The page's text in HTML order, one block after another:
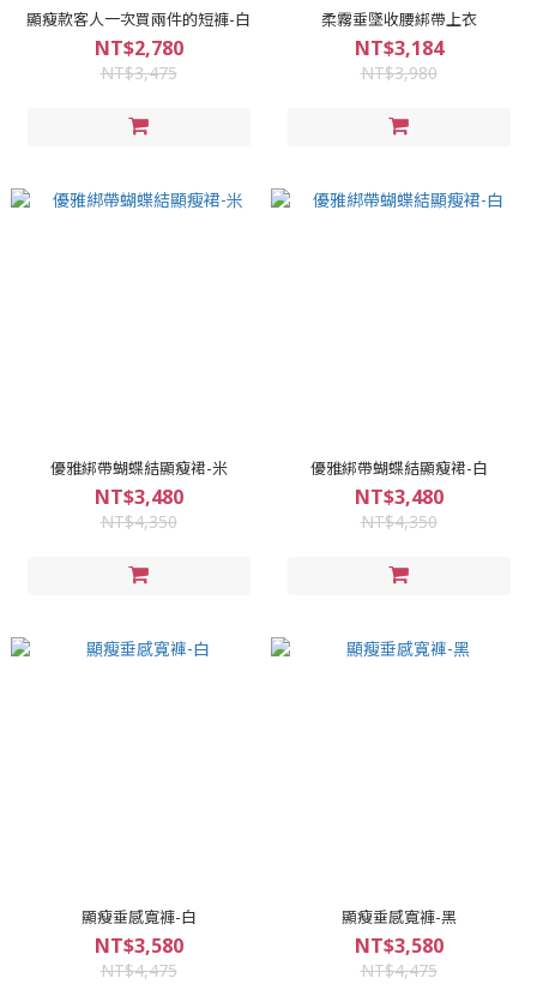
顯瘦款客人一次買兩件的短褲-白
NT$2,780
NT$3,475
柔霧垂墜收腰綁帶上衣
NT$3,184
NT$3,980
優雅綁帶蝴蝶結顯瘦裙-米
NT$3,480
NT$4,350
優雅綁帶蝴蝶結顯瘦裙-白
NT$3,480
NT$4,350
顯瘦垂感寬褲-白
NT$3,580
NT$4,475
顯瘦垂感寬褲-黑
NT$3,580
NT$4,475